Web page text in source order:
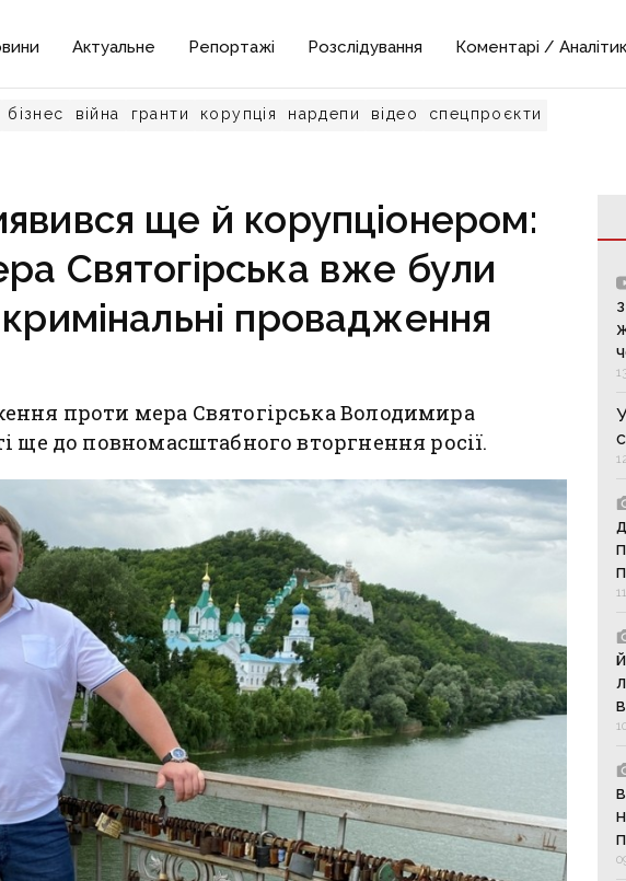
Актуальне Репортажі Розслідування Коментарі /
бізнес війна гранти корупція нардепи відео спецпроєкти
ще й корупціонером:
Святогірська вже були
кримінальні провадження
проти мера Святогірська Володимира
ще до повномасштабного вторгнення росії.